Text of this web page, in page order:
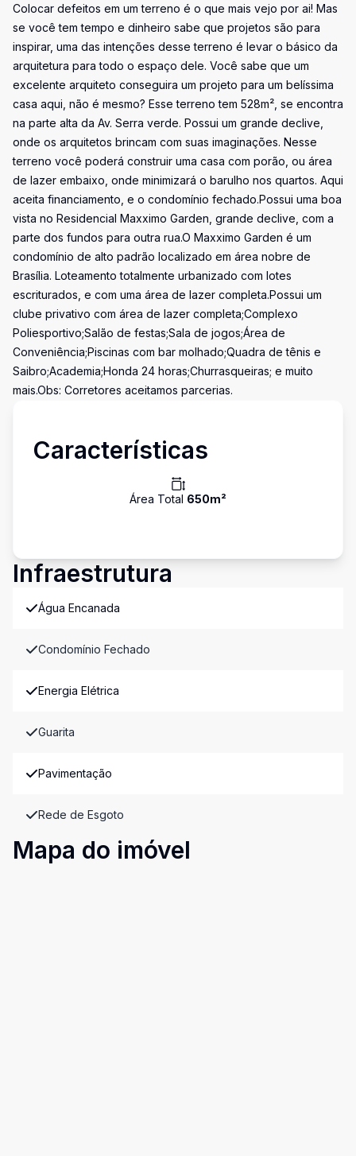
Colocar defeitos em um terreno é o que mais vejo por ai! Mas
se você tem tempo e dinheiro sabe que projetos são para
inspirar, uma das intenções desse terreno é levar o básico da
arquitetura para todo o espaço dele. Você sabe que um
excelente arquiteto conseguira um projeto para um belíssima
casa aqui, não é mesmo? Esse terreno tem 528m², se encontra
na parte alta da Av. Serra verde. Possui um grande declive,
onde os arquitetos brincam com suas imaginações. Nesse
terreno você poderá construir uma casa com porão, ou área
de lazer embaixo, onde minimizará o barulho nos quartos. Aqui
aceita financiamento, e o condomínio fechado.Possui uma boa
vista no Residencial Maxximo Garden, grande declive, com a
parte dos fundos para outra rua.O Maxximo Garden é um
condomínio de alto padrão localizado em área nobre de
Brasília. Loteamento totalmente urbanizado com lotes
escriturados, e com uma área de lazer completa.Possui um
clube privativo com área de lazer completa;Complexo
Poliesportivo;Salão de festas;Sala de jogos;Área de
Conveniência;Piscinas com bar molhado;Quadra de tênis e
Saibro;Academia;Honda 24 horas;Churrasqueiras; e muito
mais.Obs: Corretores aceitamos parcerias.
Características
Área Total 650m²
Infraestrutura
Água Encanada
Condomínio Fechado
Energia Elétrica
Guarita
Pavimentação
Rede de Esgoto
Mapa do imóvel